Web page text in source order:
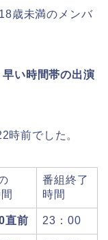
歳未満のメンバ
早い時間帯の出演
時前でした。
番組終了
時間
直前 23：00